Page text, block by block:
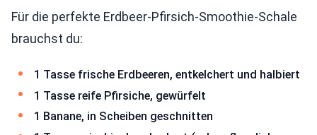
Für die perfekte Erdbeer-Pfirsich-Smoothie-Schale
brauchst du:
1 Tasse frische Erdbeeren, entkelchert und halbiert
1 Tasse reife Pfirsiche, gewürfelt
1 Banane, in Scheiben geschnitten